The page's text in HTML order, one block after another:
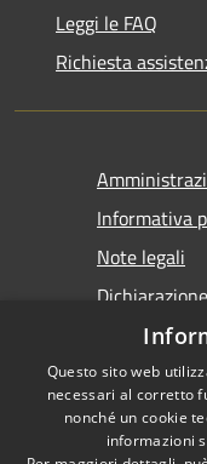
Leggi le FAQ
Richiesta
Informativa
Note legali
Questo sito web
necessari al corretto
nonché un cookie
informazioni